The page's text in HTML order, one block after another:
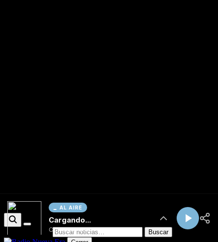
AL AIRE
Cargando...
Conectando...